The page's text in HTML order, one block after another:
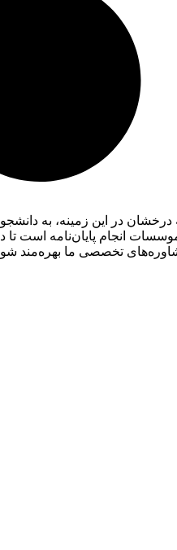
انجام پایان‌نامه است تا
تخصصی ما بهره‌مند